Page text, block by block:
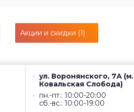
Акции и скидки (1)
ул. Воронянского, 7А (м.
Ковальская Слобода)
пн.-пт.: 10:00-20:00
сб.-вс.: 10:00-19:00